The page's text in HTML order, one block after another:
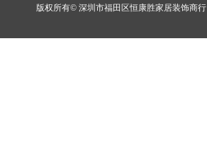
版权所有© 深圳市福田区恒康胜家居装饰商行